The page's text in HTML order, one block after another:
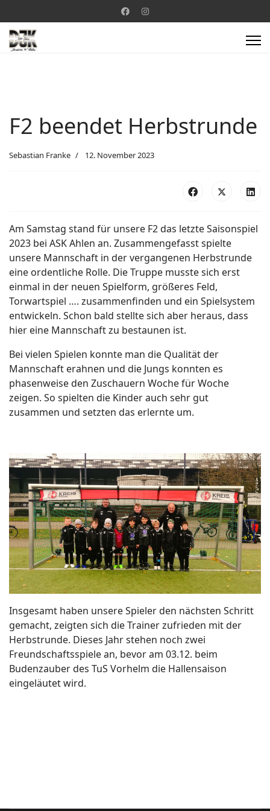
F2 beendet Herbstrunde
Sebastian Franke 12. November 2023
Am Samstag stand für unsere F2 das letzte Saisonspiel
2023 bei ASK Ahlen an. Zusammengefasst spielte
unsere Mannschaft in der vergangenen Herbstrunde
eine ordentliche Rolle. Die Truppe musste sich erst
einmal in der neuen Spielform, größeres Feld,
Torwartspiel …. zusammenfinden und ein Spielsystem
entwickeln. Schon bald stellte sich aber heraus, dass
hier eine Mannschaft zu bestaunen ist.
Bei vielen Spielen konnte man die Qualität der
Mannschaft erahnen und die Jungs konnten es
phasenweise den Zuschauern Woche für Woche
zeigen. So spielten die Kinder auch sehr gut
zusammen und setzten das erlernte um.
Insgesamt haben unsere Spieler den nächsten Schritt
gemacht, zeigten sich die Trainer zufrieden mit der
Herbstrunde. Dieses Jahr stehen noch zwei
Freundschaftsspiele an, bevor am 03.12. beim
Budenzauber des TuS Vorhelm die Hallensaison
eingeläutet wird.